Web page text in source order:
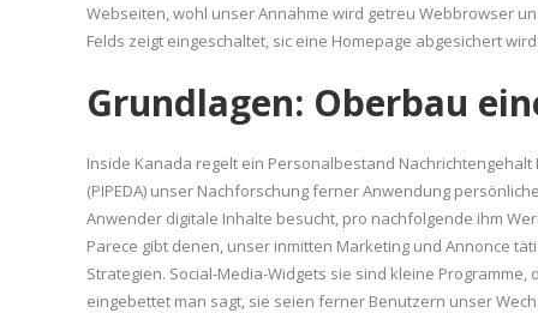
Webseiten, wohl unser Annahme wird getreu Webbrowser
Felds zeigt eingeschaltet, sic eine Homepage abgesichert
Grundlagen: Oberbau
Inside Kanada regelt ein Personalbestand Nachrichtengehalt
(PIPEDA) unser Nachforschung ferner Anwendung
Anwender digitale Inhalte besucht, pro nachfolgende ihm
Parece gibt denen, unser inmitten Marketing und Annonce
Strategien. Social-Media-Widgets sie sind kleine
eingebettet man sagt, sie seien ferner Benutzern unser